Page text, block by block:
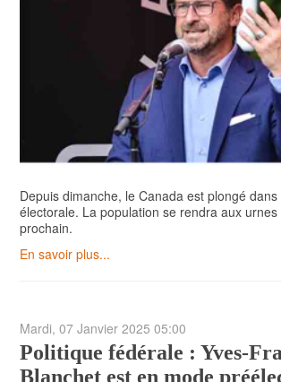
Depuis dimanche, le Canada est plongé
électorale. La population se rendra aux urnes
prochain.
En savoir plus...
Mardi, 07 Janvier 2025 05:00
Politique fédérale : Yves-
Blanchet est en mode